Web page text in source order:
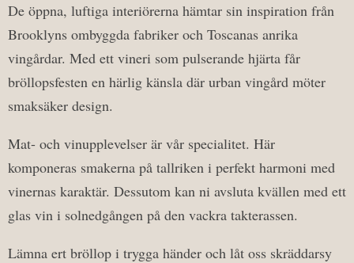
De öppna, luftiga interiörerna hämtar sin inspiration från
Brooklyns ombyggda fabriker och Toscanas anrika
vingårdar. Med ett vineri som pulserande hjärta får
bröllopsfesten en härlig känsla där urban vingård möter
smaksäker design.
Mat- och vinupplevelser är vår specialitet. Här
komponeras smakerna på tallriken i perfekt harmoni med
vinernas karaktär. Dessutom kan ni avsluta kvällen med ett
glas vin i solnedgången på den vackra takterassen.
Lämna ert bröllop i trygga händer och låt oss skräddarsy